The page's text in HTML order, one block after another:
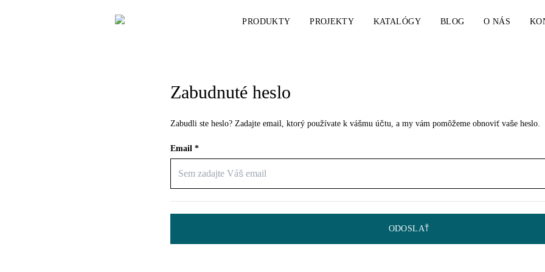
PRODUKTY PROJEKTY KATALÓGY BLOG O NÁS
Zabudnuté heslo
Zabudli ste heslo? Zadajte email, ktorý používate k vášmu účtu, a my vám pomôžeme obnoviť vaše heslo.
Email *
ODOSLAŤ